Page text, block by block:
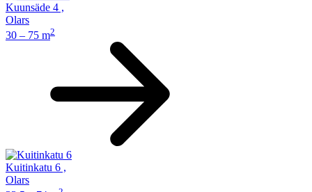
Kuunsäde 4 ,
Olars
30 – 75 m2
Kuitinkatu 6 ,
Olars